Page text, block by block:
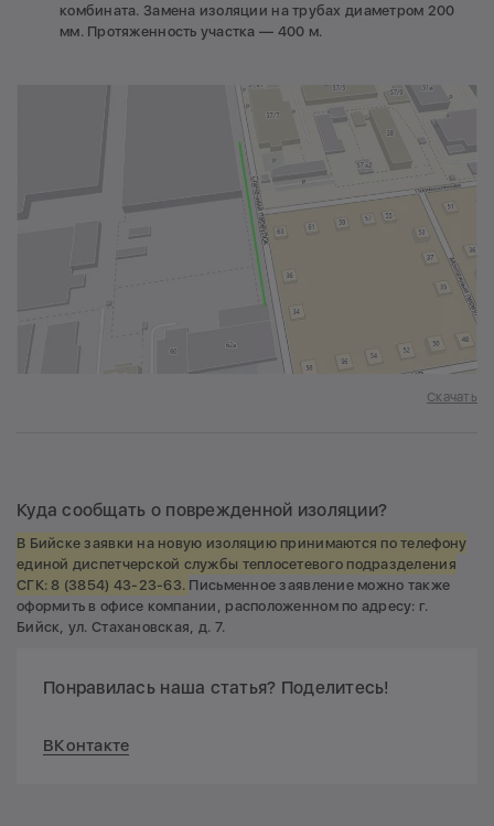
комбината. Замена изоляции на трубах диаметром 200
мм. Протяженность участка — 400 м.
Скачать
Куда сообщать о поврежденной изоляции?
В Бийске заявки на новую изоляцию принимаются по телефону
единой диспетчерской службы теплосетевого подразделения
СГК: 8 (3854) 43-23-63. Письменное заявление можно также
оформить в офисе компании, расположенном по адресу: г.
Бийск, ул. Стахановская, д. 7.
Понравилась наша статья? Поделитесь!
ВКонтакте